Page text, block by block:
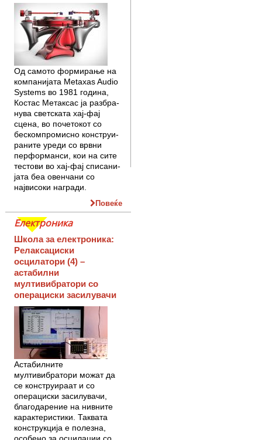
Од самото формирање на
компа­нијата Metaxas Audio
Systems во 1981 година,
Костас Метаксас ја разбра­
нува светската хај-фај
сцена, во поче­токот со
бескомпромисно конструи­
раните уреди со врвни
перформанси, кои на сите
тестови во хај-фај списа­ни­
јата беа овенчани со
највисоки наг­ради.
Повеќе
Електроника
Школа за електроника:
Релаксациски
осцилатори (4) –
астабилни
мултивибратори со
операциски засилувачи
Астабилните
мултивибратори можат да
се конструираат и со
операциски засилувачи,
благодарение на нивните
карактеристики. Таквата
конструкција е полезна,